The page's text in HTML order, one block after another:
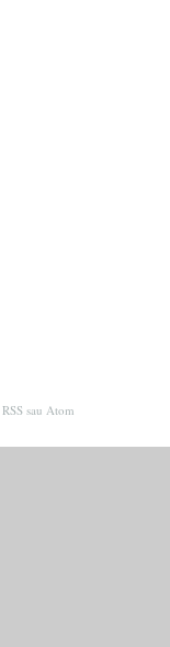
RSS sau Atom